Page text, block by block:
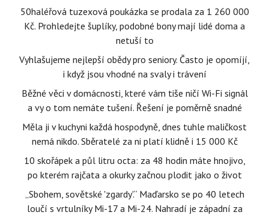
50haléřová tuzexová poukázka se prodala za 1 260 000
Kč. Prohledejte šuplíky, podobné bony mají lidé doma a
netuší to
Vyhlašujeme nejlepší obědy pro seniory. Často je opomíjí,
i když jsou vhodné na svaly i trávení
Běžné věci v domácnosti, které vám tiše ničí Wi-Fi signál
a vy o tom nemáte tušení. Řešení je poměrně snadné
Měla ji v kuchyni každá hospodyně, dnes tuhle maličkost
nemá nikdo. Sběratelé za ni platí klidně i 15 000 Kč
10 skořápek a půl litru octa: za 48 hodin máte hnojivo,
po kterém rajčata a okurky začnou plodit jako o život
„Sbohem, sovětské 'zgardy'.“ Maďarsko se po 40 letech
loučí s vrtulníky Mi-17 a Mi-24. Nahradí je západní za